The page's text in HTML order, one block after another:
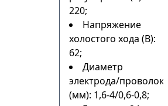
220;
Напряжение
холостого хода (В):
62;
Диаметр
электрода/
(мм): 1,6-4/0,6-0,8;